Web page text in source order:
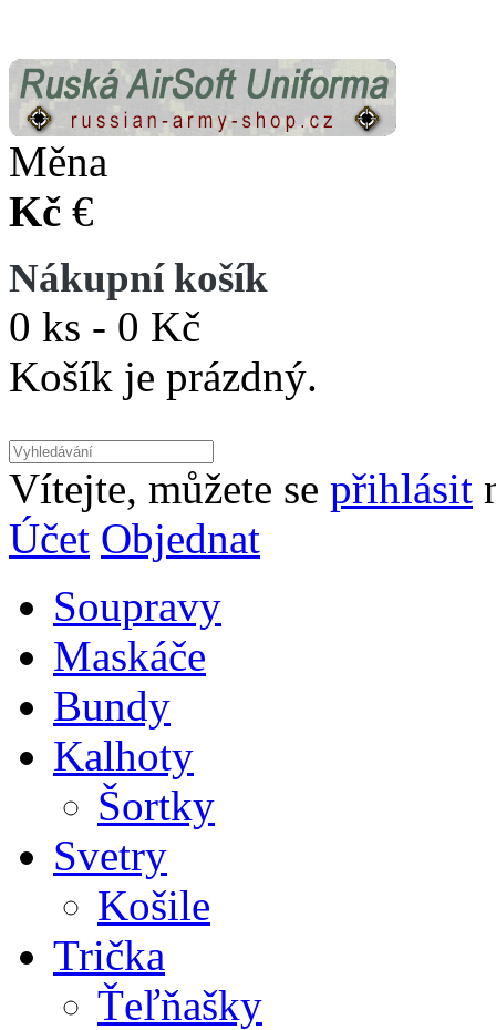
Měna
Kč €
Nákupní košík
0 ks - 0 Kč
Košík je prázdný.
Vítejte, můžete se přihlásit
Účet Objednat
Soupravy
Maskáče
Bundy
Kalhoty
Šortky
Svetry
Košile
Trička
Ťeľňašky